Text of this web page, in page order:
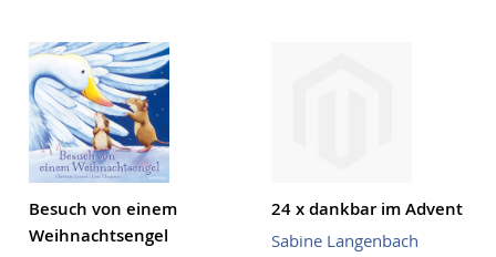
Besuch von einem
Weihnachtsengel
24 x dankbar im Advent
Sabine Langenbach